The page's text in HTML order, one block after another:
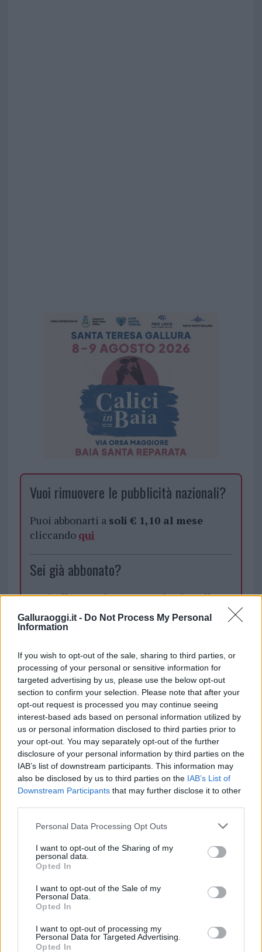
Galluraoggi.it - Do Not Process My Personal
Information
If you wish to opt-out of the sale, sharing to third parties, or
processing of your personal or sensitive information for
targeted advertising by us, please use the below opt-out
section to confirm your selection. Please note that after your
opt-out request is processed you may continue seeing
interest-based ads based on personal information utilized by
us or personal information disclosed to third parties prior to
your opt-out. You may separately opt-out of the further
disclosure of your personal information by third parties on the
IAB’s list of downstream participants. This information may
also be disclosed by us to third parties on the IAB’s List of
Downstream Participants that may further disclose it to other
Please note that this website/app uses one or more Google
not limited to your visit or usage behaviour. You may click to
grant or deny consent to Google and its third-party tags to
use your data for below specified purposes in below Google
consent section.
Personal Data Processing Opt Outs
I want to opt-out of the Sharing of my
personal data.
Opted In
I want to opt-out of the Sale of my
Personal Data.
Opted In
I want to opt-out of processing my
Personal Data for Targeted Advertising.
Opted In
Vuoi rimuovere le pubblicità nazionali?
Puoi abbonarti a soli € 1,10 al mese
cliccando qui
Sei già abbonato?
Puoi effettuare l'accesso andando nella
sezione Login dal menù del sito o
cliccando
TEMI: Regione Sardegna
Inviaci le tue segnalazioni,
i tuoi video e le tue foto
Su WhatsApp al numero +39
345 356 7512
GalluraOggi.it
Ricevi le nostre ultime news
daGoogle News